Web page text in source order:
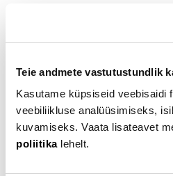
Teie andmete vastutustundlik
Kasutame küpsiseid veebisaidi
veebiliikluse analüüsimiseks,
kuvamiseks. Vaata lisateavet
poliitikalehelt.
Näita numbrit
Saada email
Tallinn